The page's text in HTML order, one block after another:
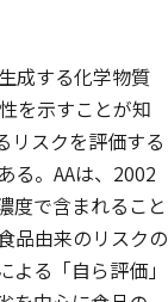
成する化学物質
を示すことが知
リスクを評価する
る。AAは、2002
度で含まれること
品由来のリスクの
る「自ら評価」